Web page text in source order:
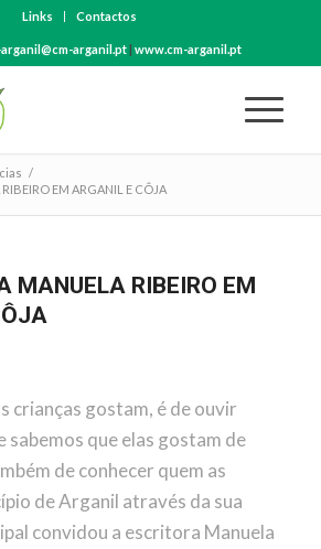
Links Contactos
arganil.pt| www.cm-arganil.pt
/
EM ARGANIL E CÔJA
MANUELA RIBEIRO EM
crianças gostam, é de ouvir
sabemos que elas gostam de
de conhecer quem as
de Arganil através da sua
convidou a escritora Manuela